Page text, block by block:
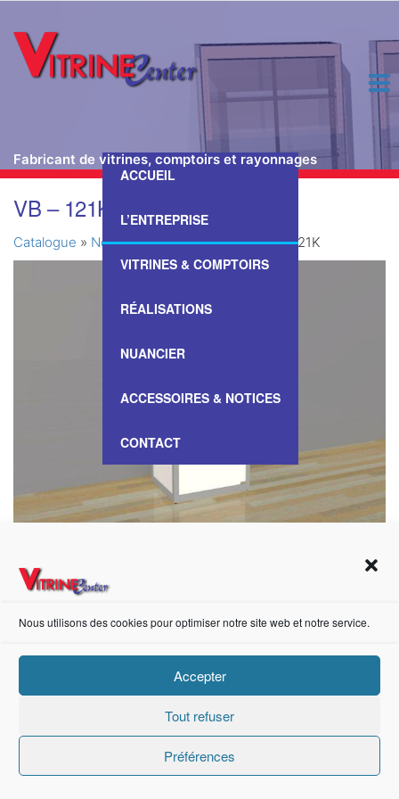
Nous utilisons des cookies pour optimiser notre site web et notre service.
Accepter
Tout refuser
Préférences
Fabricant de vitrines, comptoirs et rayonnages
ACCUEIL
L’ENTREPRISE
VITRINES & COMPTOIRS
RÉALISATIONS
NUANCIER
ACCESSOIRES & NOTICES
CONTACT
VB – 121K
Catalogue » Nos Vitrines & Comptoirs»VB – 121K
https://fr-fr.facebook.com/pages/category/Metal-Supplier/Vitrine-Center-1847745018840053/
Création de sites internet Advanced Informatique © 2021.